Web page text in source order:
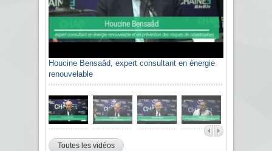
Houcine Bensaâd, expert consultant en énergie
renouvelable
Toutes les vidéos